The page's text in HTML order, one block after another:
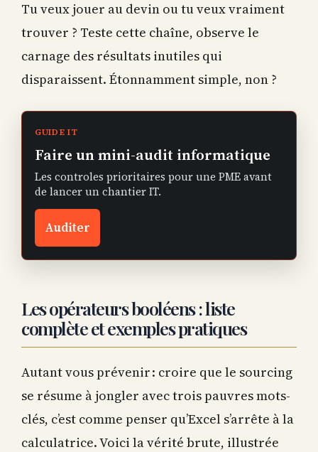
Tu veux jouer au devin ou tu veux vraiment
trouver ? Teste cette chaîne, observe le
carnage des résultats inutiles qui
disparaissent. Étonnamment simple, non ?
GUIDE IT
Faire un mini-audit informatique
Les controles prioritaires pour une PME avant
de lancer un chantier IT.
Auditer
Les opérateurs booléens : liste
complète et exemples pratiques
Autant vous prévenir : croire que le sourcing
se résume à jongler avec trois pauvres mots-
clés, c’est comme penser qu’Excel s’arrête à la
calculatrice. Voici la vérité brute, illustrée